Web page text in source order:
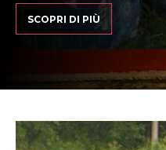
SCOPRI DI PIÙ